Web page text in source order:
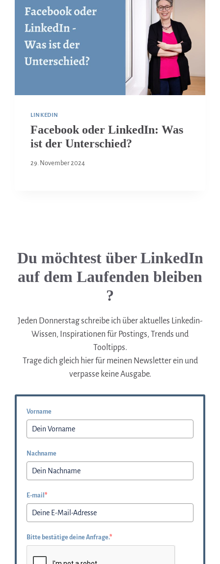
LINKEDIN
Facebook oder LinkedIn: Was
ist der Unterschied?
29. November 2024
Du möchtest über LinkedIn
auf dem Laufenden bleiben
?
Jeden Donnerstag schreibe ich über aktuelles Linkedin-
Wissen, Inspirationen für Postings, Trends und
Tooltipps.
Trage dich gleich hier für meinen Newsletter ein und
verpasse keine Ausgabe.
Vorname
Nachname
E-mail *
Bitte bestätige deine Anfrage.*